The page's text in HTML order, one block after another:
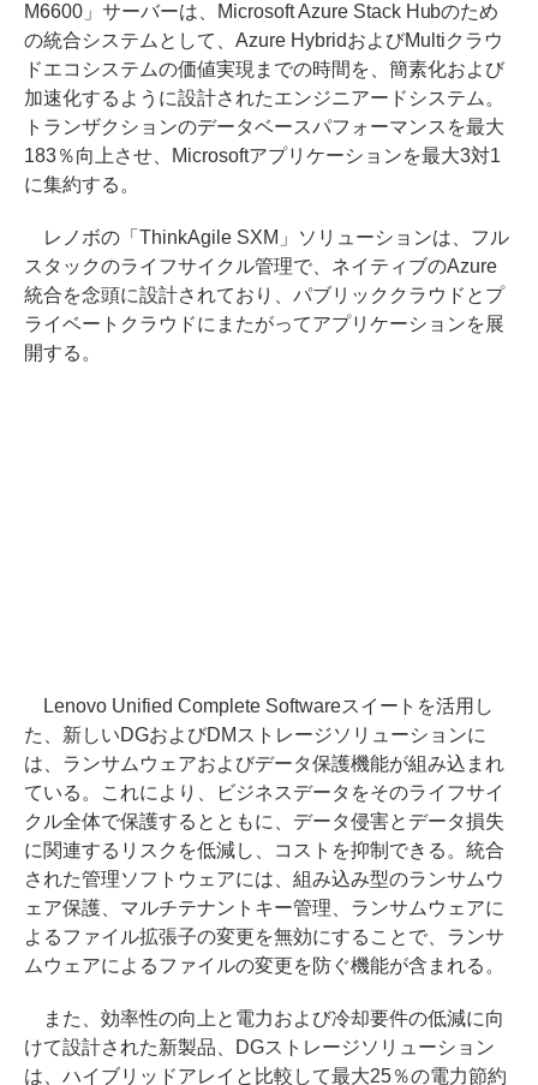
M6600」サーバーは、Microsoft Azure Stack Hubのため
の統合システムとして、Azure HybridおよびMultiクラウ
ドエコシステムの価値実現までの時間を、簡素化および
加速化するように設計されたエンジニアードシステム。
トランザクションのデータベースパフォーマンスを最大
183％向上させ、Microsoftアプリケーションを最大3対1
に集約する。
レノボの「ThinkAgile SXM」ソリューションは、フル
スタックのライフサイクル管理で、ネイティブのAzure
統合を念頭に設計されており、パブリッククラウドとプ
ライベートクラウドにまたがってアプリケーションを展
開する。
Lenovo Unified Complete Softwareスイートを活用し
た、新しいDGおよびDMストレージソリューションに
は、ランサムウェアおよびデータ保護機能が組み込まれ
ている。これにより、ビジネスデータをそのライフサイ
クル全体で保護するとともに、データ侵害とデータ損失
に関連するリスクを低減し、コストを抑制できる。統合
された管理ソフトウェアには、組み込み型のランサムウ
ェア保護、マルチテナントキー管理、ランサムウェアに
よるファイル拡張子の変更を無効にすることで、ランサ
ムウェアによるファイルの変更を防ぐ機能が含まれる。
また、効率性の向上と電力および冷却要件の低減に向
けて設計された新製品、DGストレージソリューション
は、ハイブリッドアレイと比較して最大25％の電力節約